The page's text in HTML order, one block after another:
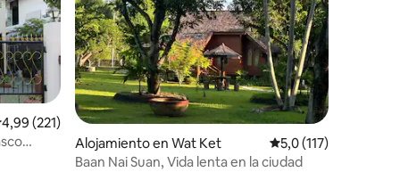
promedio: 4,99 de 5. 221 evaluaciones
4,99 (221)
Alojamiento en Wat Ket Calificación
5,0 (117)
Baan Nai Suan, Vida lenta en la ciudad